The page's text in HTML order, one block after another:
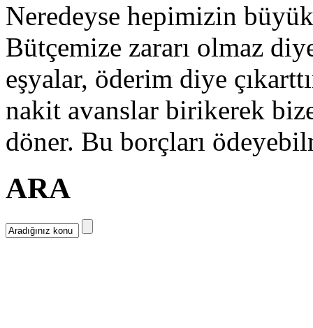
Neredeyse hepimizin
Bütçemize zararı olmaz
eşyalar, öderim diye
nakit avanslar birikerek
döner. Bu borçları
ARA